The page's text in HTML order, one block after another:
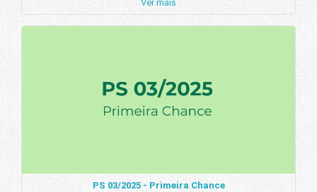
Ver mais
PS 03/2025 - Primeira Chance